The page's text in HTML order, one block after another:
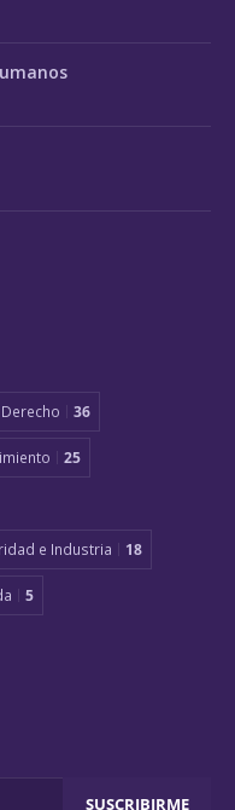
Derecho 36
25
e Industria 18
5